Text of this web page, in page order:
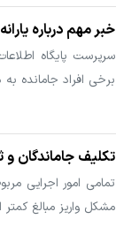
خبر مهم درباره یارانه ۳۰۰ و ۴۰۰ هزار تومانی
سرپرست پایگاه
برخی افراد جامانده
تکلیف جاماندگان و
تمامی امور اجرایی
مشکل واریز مبالغ